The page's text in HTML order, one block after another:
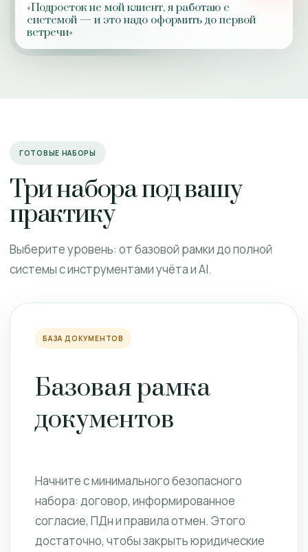
«Подросток не мой клиент, я работаю с
системой — и это надо оформить до первой
встречи»
ГОТОВЫЕ НАБОРЫ
Три набора под вашу
практику
Выберите уровень: от базовой рамки до полной
системы с инструментами учёта и AI.
БАЗА ДОКУМЕНТОВ
Базовая рамка
документов
Начните с минимального безопасного
набора: договор, информированное
согласие, ПДн и правила отмен. Этого
достаточно, чтобы закрыть юридические